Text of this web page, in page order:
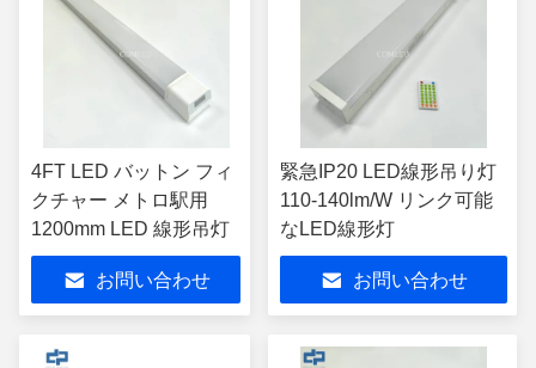
4FT LED バットン フィ
クチャー メトロ駅用
1200mm LED 線形吊灯
お問い合わせ
緊急IP20 LED線形吊り灯
110-140lm/W リンク可能
なLED線形灯
お問い合わせ